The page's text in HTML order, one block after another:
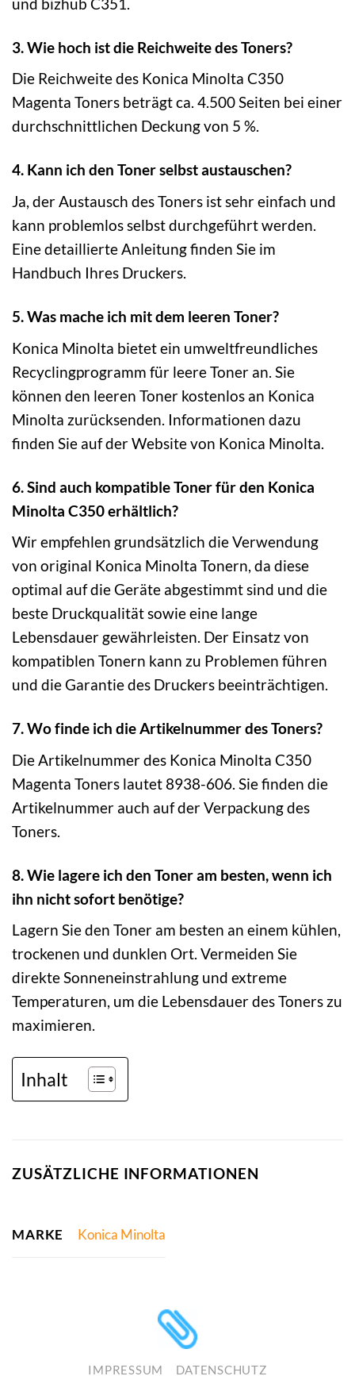
3. Wie hoch ist die Reichweite des Toners?
Die Reichweite des Konica Minolta C350
Magenta Toners beträgt ca. 4.500 Seiten bei einer
durchschnittlichen Deckung von 5 %.
4. Kann ich den Toner selbst austauschen?
Ja, der Austausch des Toners ist sehr einfach und
kann problemlos selbst durchgeführt werden.
Eine detaillierte Anleitung finden Sie im
Handbuch Ihres Druckers.
5. Was mache ich mit dem leeren Toner?
Konica Minolta bietet ein umweltfreundliches
Recyclingprogramm für leere Toner an. Sie
können den leeren Toner kostenlos an Konica
Minolta zurücksenden. Informationen dazu
finden Sie auf der Website von Konica Minolta.
6. Sind auch kompatible Toner für den Konica
Minolta C350 erhältlich?
Wir empfehlen grundsätzlich die Verwendung
von original Konica Minolta Tonern, da diese
optimal auf die Geräte abgestimmt sind und die
beste Druckqualität sowie eine lange
Lebensdauer gewährleisten. Der Einsatz von
kompatiblen Tonern kann zu Problemen führen
und die Garantie des Druckers beeinträchtigen.
7. Wo finde ich die Artikelnummer des Toners?
Die Artikelnummer des Konica Minolta C350
Magenta Toners lautet 8938-606. Sie finden die
Artikelnummer auch auf der Verpackung des
Toners.
8. Wie lagere ich den Toner am besten, wenn ich
ihn nicht sofort benötige?
Lagern Sie den Toner am besten an einem kühlen,
trockenen und dunklen Ort. Vermeiden Sie
direkte Sonneneinstrahlung und extreme
Temperaturen, um die Lebensdauer des Toners zu
maximieren.
Inhalt
ZUSÄTZLICHE INFORMATIONEN
MARKE Konica Minolta
IMPRESSUM DATENSCHUTZ